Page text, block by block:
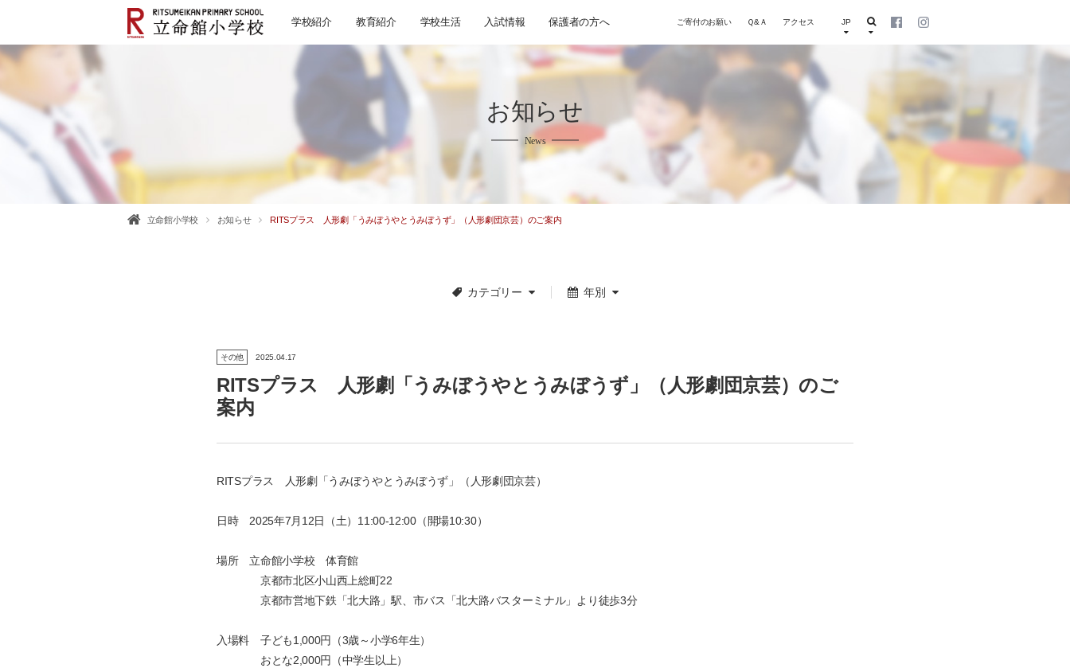
学校紹介 教育紹介 学校生活 入試情報 保護者の方へ ご寄付のお願い Ｑ&Ａ アクセス JP
お知らせ
News
立命館小学校 お知らせ RITSプラス 人形劇「うみぼうやとうみぼうず」（人形劇団京芸）のご案内
カテゴリー 年別
その他 2025.04.17
RITSプラス 人形劇「うみぼうやとうみぼうず」（人形劇団京芸）のご
案内
RITSプラス 人形劇「うみぼうやとうみぼうず」（人形劇団京芸）
日時 2025年7月12日（土）11:00-12:00（開場10:30）
場所 立命館小学校 体育館
京都市北区小山西上総町22
京都市営地下鉄「北大路」駅、市バス「北大路バスターミナル」より徒歩3分
入場料 子ども1,000円（3歳～小学6年生）
おとな2,000円（中学生以上）